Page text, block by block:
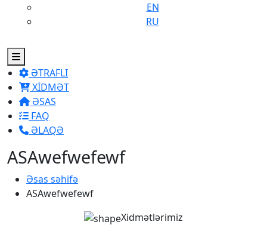
EN
RU
ƏTRAFLI
XİDMƏT
ƏSAS
FAQ
ƏLAQƏ
ASAwefwefewf
Əsas səhifə
ASAwefwefewf
Xidmətlərimiz